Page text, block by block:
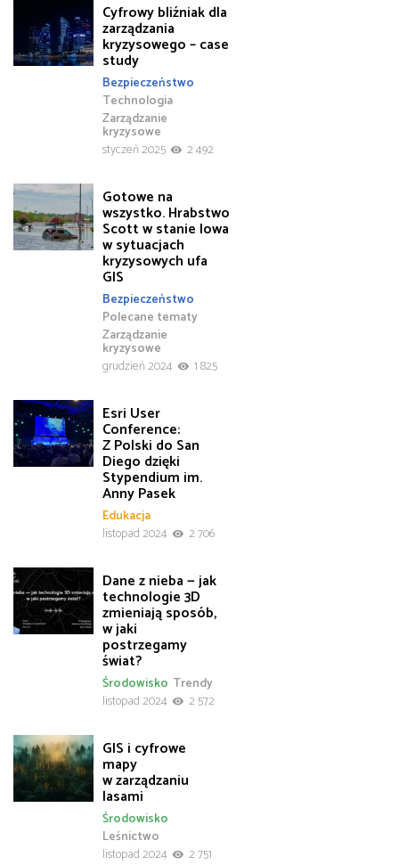
Cyfrowy bliźniak dla
zarządzania
kryzysowego – case
study
Bezpieczeństwo
Technologia
Zarządzanie
kryzysowe
styczeń 2025
2 492
Gotowe na
wszystko. Hrabstwo
Scott w stanie Iowa
w sytuacjach
kryzysowych ufa
GIS
Bezpieczeństwo
Polecane tematy
Zarządzanie
kryzysowe
grudzień 2024
1 825
Esri User
Conference:
Z Polski do San
Diego dzięki
Stypendium im.
Anny Pasek
Edukacja
listopad 2024
2 706
Dane z nieba — jak
technologie 3D
zmieniają sposób,
w jaki
postrzegamy
świat?
Środowisko Trendy
listopad 2024
2 572
GIS i cyfrowe
mapy
w zarządzaniu
lasami
Leśnictwo
Środowisko
listopad 2024
2 751